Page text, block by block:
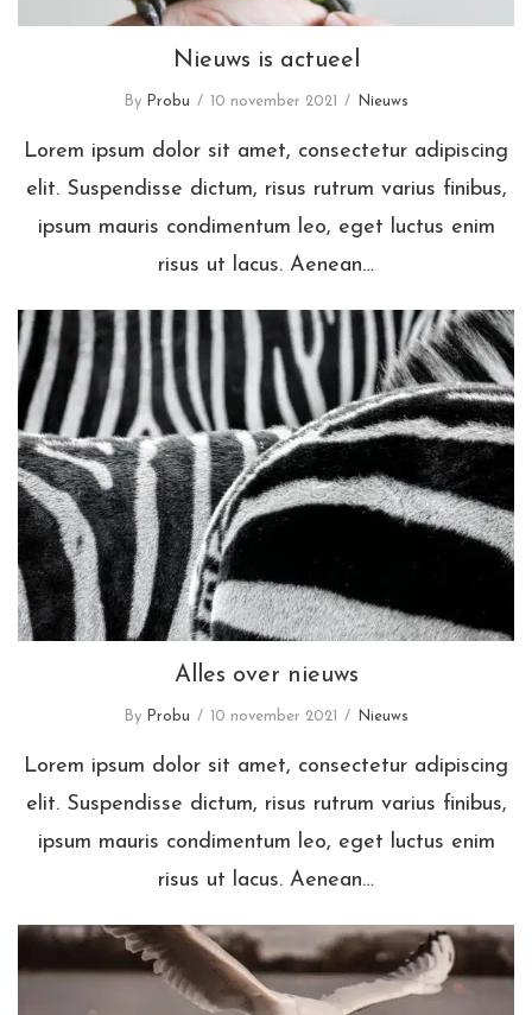
Nieuws is actueel
By Probu 10 november 2021 Nieuws
Lorem ipsum dolor sit amet, consectetur adipiscing
elit. Suspendisse dictum, risus rutrum varius finibus,
ipsum mauris condimentum leo, eget luctus enim
risus ut lacus. Aenean…
Alles over nieuws
Alles over nieuws
By Probu 10 november 2021 Nieuws
Lorem ipsum dolor sit amet, consectetur adipiscing
elit. Suspendisse dictum, risus rutrum varius finibus,
ipsum mauris condimentum leo, eget luctus enim
risus ut lacus. Aenean…